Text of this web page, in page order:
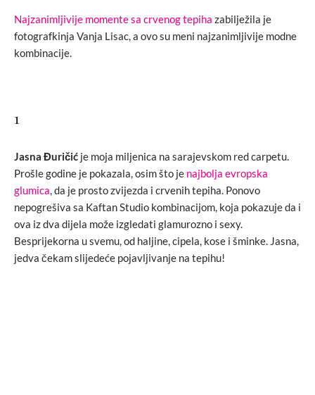
Najzanimljivije momente sa crvenog tepiha zabilježila je
fotografkinja Vanja Lisac, a ovo su meni najzanimljivije modne
kombinacije.
1
Jasna Đuričić je moja miljenica na sarajevskom red carpetu.
Prošle godine je pokazala, osim što je najbolja evropska
glumica, da je prosto zvijezda i crvenih tepiha. Ponovo
nepogrešiva sa Kaftan Studio kombinacijom, koja pokazuje da i
ova iz dva dijela može izgledati glamurozno i sexy.
Besprijekorna u svemu, od haljine, cipela, kose i šminke. Jasna,
jedva čekam slijedeće pojavljivanje na tepihu!